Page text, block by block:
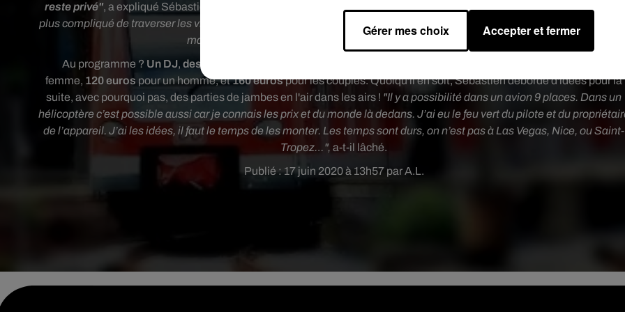
Publié : 17 juin 2020 à 13h57 par A.L.
reste privé", a expliqué Sébastien à
plus compliqué de traverser les villages. Si tout le monde se connait et que tout se passe bien, on peut passer 6-7
mais bon, ce n’est déjà pas mal pour un test"
Au programme ? Un DJ, des
femme, 120 euros pour un homme, et160 eurospour les couples. Quoiqu'il en soit, Sébastien déborde d'idées pour la
suite, avec pourquoi pas, des parties de jambes en l'air dans les airs ! "Il y a possibilité dans un avion 9 places. Dans un
hélicoptère c’est possible aussi car je connais les prix et du monde là dedans. J’ai eu le feu vert du pilote et du
de l’appareil. J’ai les idées, il faut le temps de les monter. Les temps sont durs, on n’est pas à Las Vegas, Nice, ou Saint-
Tropez…",a-t-il lâché.
Gérer mes choix Accepter et fermer